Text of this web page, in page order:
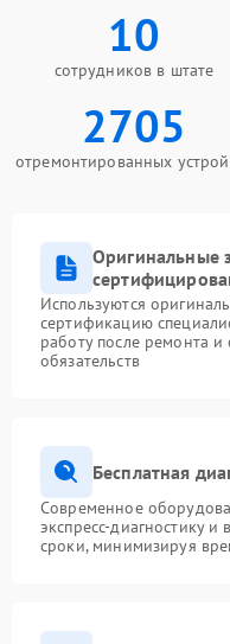
10
сотрудников в штате
2705
отремонтированных
Оригинальные
Используются
сертификацию
работу после ремонта
обязательств
Бесплатная
Современное
экспресс-диагностику
сроки, минимизируя